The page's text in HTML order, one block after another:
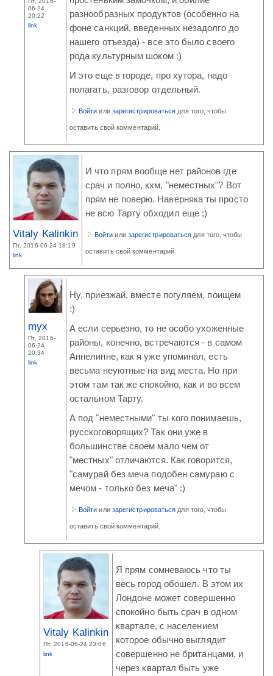
06-24
20:22
link
разнообразных продуктов (особенно на
фоне санкций, введенных незадолго до
нашего отъезда) - все это было своего
рода культурным шоком :)
И это еще в городе, про хутора, надо
полагать, разговор отдельный.
Войти или зарегистрироваться для того, чтобы
оставить свой комментарий.
Vitaly Kalinkin
Пт, 2016-06-24 18:19
link
И что прям вообще нет районов где
срач и полно, кхм, "неместных"? Вот
прям не поверю. Наверняка ты просто
не всю Тарту обходил еще ;)
Войти или зарегистрироваться для того, чтобы
оставить свой комментарий.
myx
Пт, 2016-
06-24
20:34
link
Ну, приезжай, вместе погуляем, поищем
:)
А если серьезно, то не особо ухоженные
районы, конечно, встречаются - в самом
Аннелинне, как я уже упоминал, есть
весьма неуютные на вид места. Но при
этом там так же спокойно, как и во всем
остальном Тарту.
А под "неместными" ты кого понимаешь,
русскоговорящих? Так они уже в
большинстве своем мало чем от
"местных" отличаются. Как говорится,
"самурай без меча подобен самураю с
мечом - только без меча" :)
Войти или зарегистрироваться для того, чтобы
оставить свой комментарий.
Vitaly Kalinkin
Пт, 2016-06-24 23:06
link
Я прям сомневаюсь что ты
весь город обошел. В этом их
Лондоне может совершенно
спокойно быть срач в одном
квартале, с населением
которое обычно выглядит
совершенно не британцами, и
через квартал быть уже